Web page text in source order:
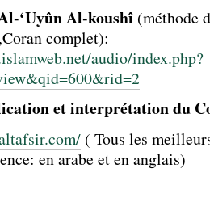
‘Uyûn Al-koushî (méthode
complet):
audio/index.php?
et interprétation du
( Tous les
en arabe et en anglais)